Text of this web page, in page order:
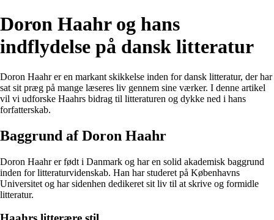
Doron Haahr og hans
indflydelse på dansk litteratur
Doron Haahr er en markant skikkelse inden for dansk litteratur, der har
sat sit præg på mange læseres liv gennem sine værker. I denne artikel
vil vi udforske Haahrs bidrag til litteraturen og dykke ned i hans
forfatterskab.
Baggrund af Doron Haahr
Doron Haahr er født i Danmark og har en solid akademisk baggrund
inden for litteraturvidenskab. Han har studeret på Københavns
Universitet og har sidenhen dedikeret sit liv til at skrive og formidle
litteratur.